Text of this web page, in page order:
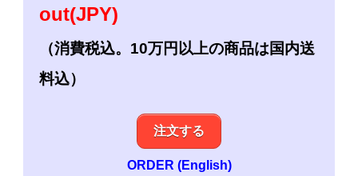
out(JPY)
（消費税込。10万円以上の商品は国内送
料込）
注文する
ORDER (English)